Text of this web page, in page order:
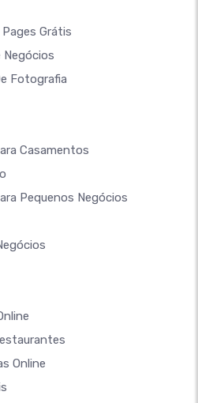
Grátis
Fotografia
Casamentos
Pequenos Negócios
Online